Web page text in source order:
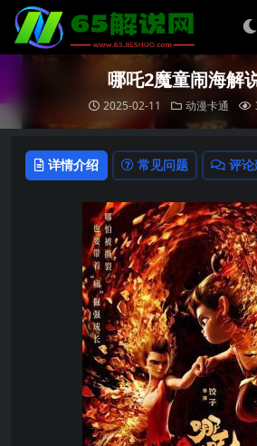
哪吒2魔童闹海解
2025-02-11 动漫卡通
详情介绍 常见问题 评论